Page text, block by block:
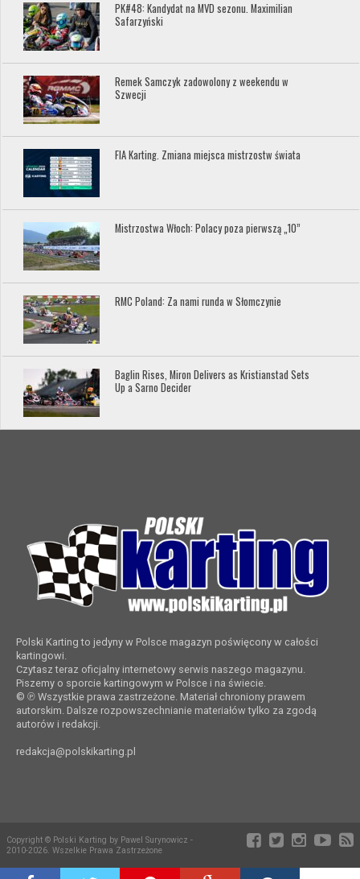
PK#48: Kandydat na MVD sezonu. Maximilian
Safarzyński
Remek Samczyk zadowolony z weekendu w
Szwecji
FIA Karting. Zmiana miejsca mistrzostw świata
Mistrzostwa Włoch: Polacy poza pierwszą „10”
RMC Poland: Za nami runda w Słomczynie
Baglin Rises, Miron Delivers as Kristianstad Sets
Up a Sarno Decider
Polski Karting to jedyny w Polsce magazyn poświęcony w całości
kartingowi.
Czytasz teraz oficjalny internetowy serwis naszego magazynu.
Piszemy o sporcie kartingowym w Polsce i na świecie.
© ℗ Wszystkie prawa zastrzeżone. Materiał chroniony prawem
autorskim. Dalsze rozpowszechnianie materiałów tylko za zgodą
autorów i redakcji.
redakcja@polskikarting.pl
Copyright © Polski Karting by Pawel Surynowicz -
2010-2026. Wszelkie Prawa Zastrzeżone